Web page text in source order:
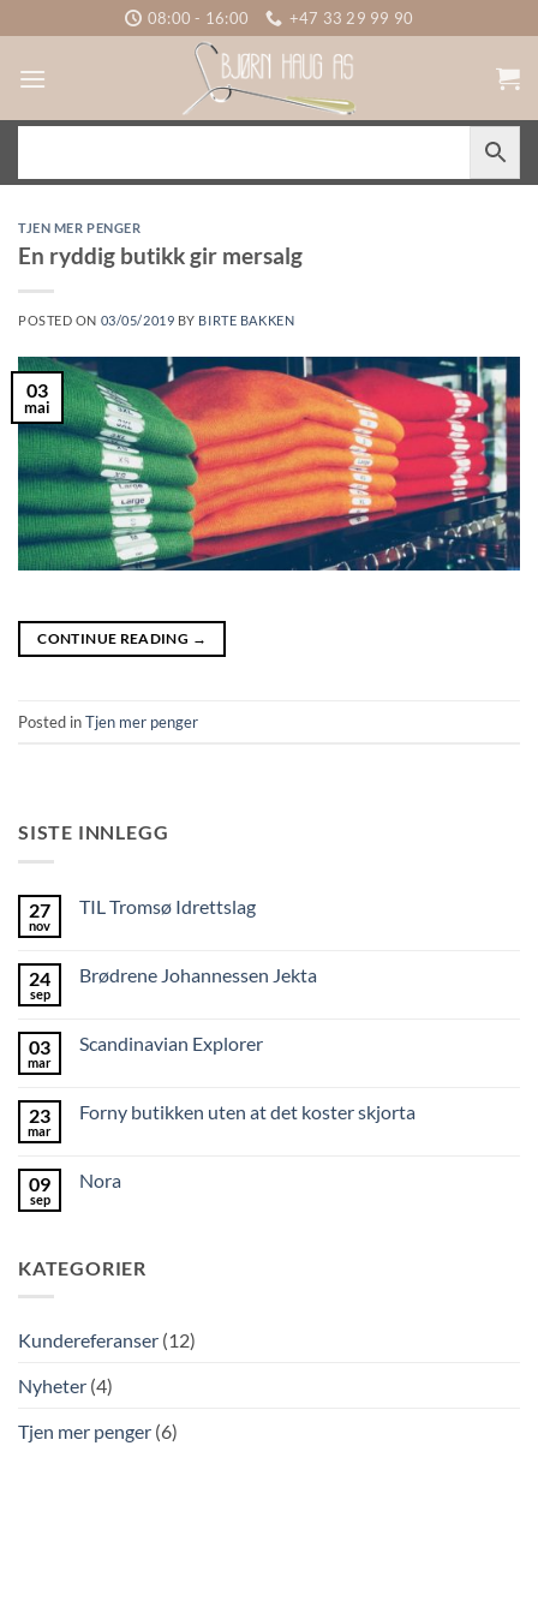
to
content
08:00 - 16:00 +47 33 29 99 90
TJEN MER PENGER
En ryddig butikk gir mersalg
POSTED ON 03/05/2019 BY BIRTE BAKKEN
03
mai
CONTINUE READING →
Posted inTjen mer penger
SISTE INNLEGG
27
nov
TIL Tromsø Idrettslag
24
sep
Brødrene Johannessen Jekta
03
mar
Scandinavian Explorer
23
mar
Forny butikken uten at det koster skjorta
09
sep
Nora
KATEGORIER
Kundereferanser (12)
Nyheter (4)
Tjen mer penger (6)